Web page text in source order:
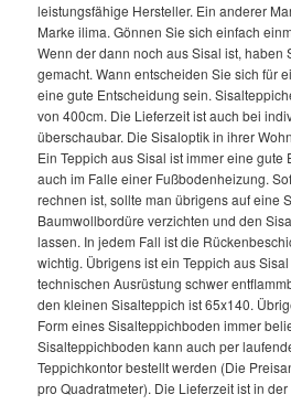
leistungsfähige Hersteller. Ein anderer
Marke ilima. Gönnen Sie sich einfach
Wenn der dann noch aus Sisal ist, haben
gemacht. Wann entscheiden Sie sich für
eine gute Entscheidung sein.
von 400cm. Die Lieferzeit ist auch bei
überschaubar. Die Sisaloptik in ihrer
Ein Teppich aus Sisal ist immer eine
auch im Falle einer Fußbodenheizung.
rechnen ist, sollte man übrigens auf eine
Baumwollbordüre verzichten und den
lassen. In jedem Fall ist die
wichtig. Übrigens ist ein Teppich aus
technischen Ausrüstung schwer
den kleinen Sisalteppich ist 65x140.
Form eines Sisalteppichboden immer
Sisalteppichboden kann auch per
Teppichkontor bestellt werden (Die
pro Quadratmeter). Die Lieferzeit ist in